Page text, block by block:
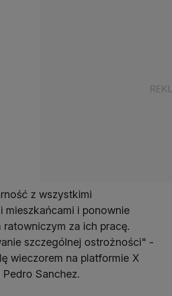
z wszystkimi
mieszkańcami i ponownie
ratowniczym za ich pracę.
szczególnej ostrożności" -
wieczorem na platformie X
Sanchez.